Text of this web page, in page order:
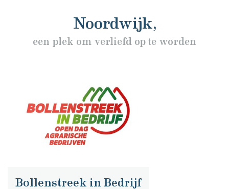
Noordwijk,
een plek om verliefd op te worden
Bollenstreek in Bedrijf